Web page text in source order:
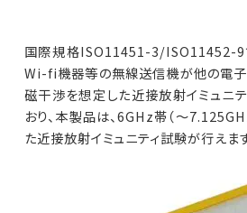
国際規格ISO11451-3/ISO11452-9
Wi-fi機器等の無線送信機が他の電
磁干渉を想定した近接放射イミュニ
おり、本製品は、6GHz帯（～
た近接放射イミュニティ試験が行えます
その他